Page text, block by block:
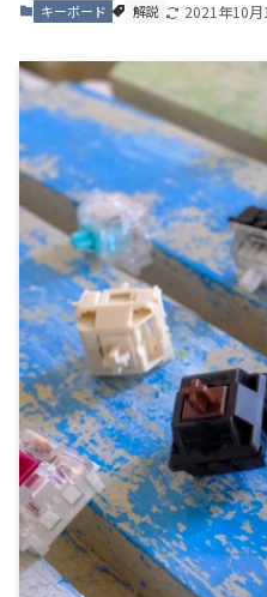
キーボード 解説 2021年10月